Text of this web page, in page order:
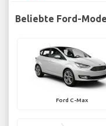
Beliebte Ford-
Ford C-Max